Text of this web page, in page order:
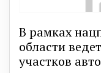
В рамках
области
участков